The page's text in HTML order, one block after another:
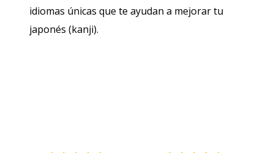
idiomas únicas que te ayudan a mejorar tu
japonés (kanji).